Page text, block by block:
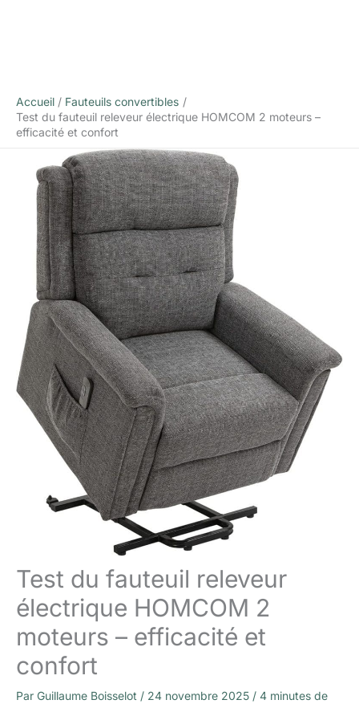
Accueil
Fauteuils convertibles
Test du fauteuil releveur électrique HOMCOM 2 moteurs –
efficacité et confort
Test du fauteuil releveur
électrique HOMCOM 2
moteurs – efficacité et
confort
Par Guillaume Boisselot / 24 novembre 2025 / 4 minutes de